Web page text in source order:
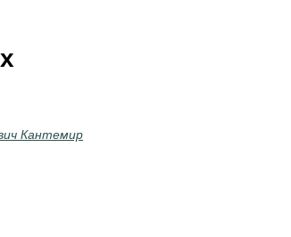
Кантемир